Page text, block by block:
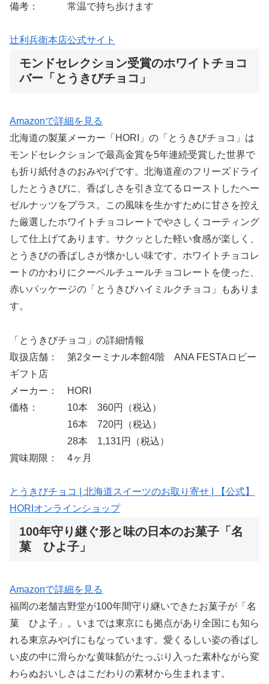
備考： 常温で持ち歩けます
辻利兵衛本店公式サイト
モンドセレクション受賞のホワイトチョコ
バー「とうきびチョコ」
Amazonで詳細を見る
北海道の製菓メーカー「HORI」の「とうきびチョコ」は
モンドセレクションで最高金賞を5年連続受賞した世界で
も折り紙付きのおみやげです。北海道産のフリーズドライ
したとうきびに、香ばしさを引き立てるローストしたヘー
ゼルナッツをプラス。この風味を生かすために甘さを控え
た厳選したホワイトチョコレートでやさしくコーティング
して仕上げてあります。サクッとした軽い食感が楽しく、
とうきびの香ばしさが懐かしい味です。ホワイトチョコレ
ートのかわりにクーベルチュールチョコレートを使った、
赤いパッケージの「とうきびハイミルクチョコ」もありま
す。
「とうきびチョコ」の詳細情報
取扱店舗： 第2ターミナル本館4階 ANA FESTAロビー
ギフト店
メーカー： HORI
価格： 10本 360円（税込）
16本 720円（税込）
28本 1,131円（税込）
賞味期限： 4ヶ月
とうきびチョコ | 北海道スイーツのお取り寄せ | 【公式】
HORIオンラインショップ
100年守り継ぐ形と味の日本のお菓子「名
菓 ひよ子」
Amazonで詳細を見る
福岡の老舗吉野堂が100年間守り継いできたお菓子が「名
菓 ひよ子」。いまでは東京にも拠点があり全国にも知ら
れる東京みやげにもなっています。愛くるしい姿の香ばし
い皮の中に滑らかな黄味餡がたっぷり入った素朴ながら変
わらぬおいしさはこだわりの素材から生まれます。